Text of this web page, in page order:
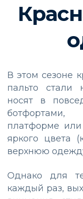
В этом сезоне
пальто стали
носят в
платформе
яркого цвета
верхнюю
Однако для
каждый раз,